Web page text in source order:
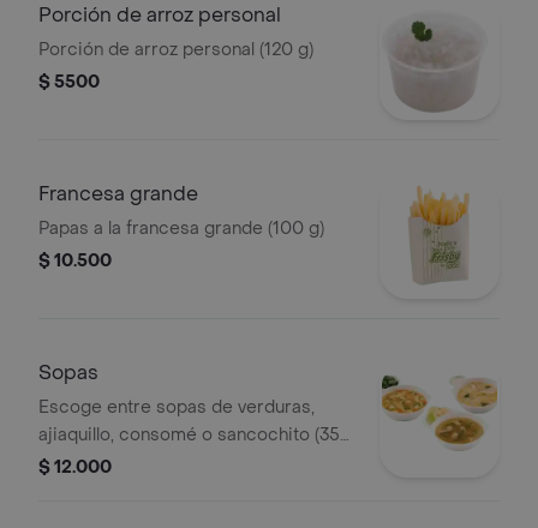
Porción de arroz personal
Porción de arroz personal (120 g)
$ 5500
Francesa grande
Papas a la francesa grande (100 g)
$ 10.500
Sopas
Escoge entre sopas de verduras,
ajiaquillo, consomé o sancochito (350
g)
$ 12.000